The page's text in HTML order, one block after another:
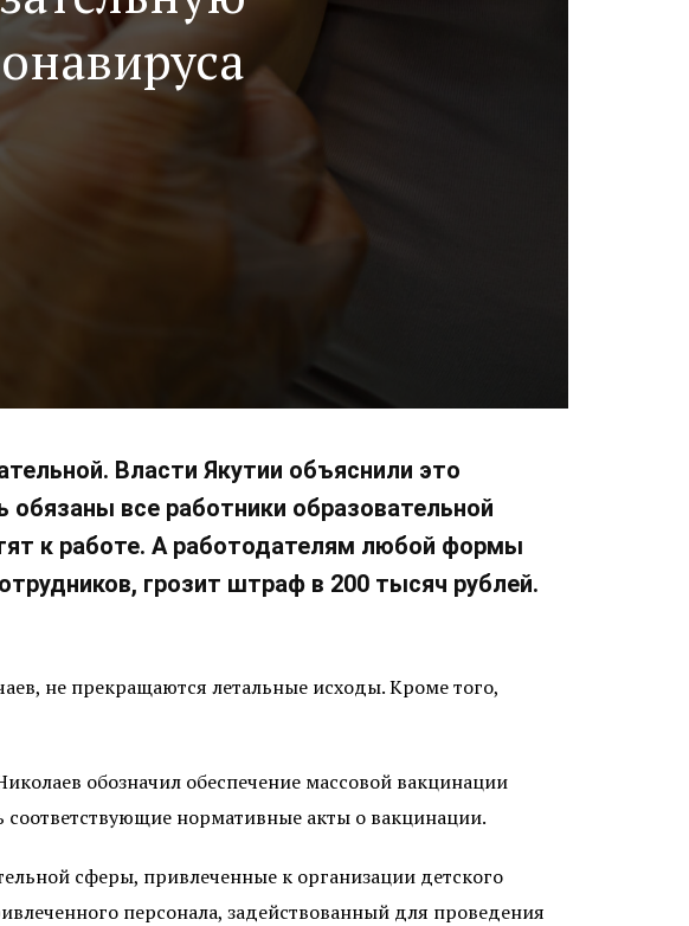
Власти Якутии объяснили это
обязаны все работники образовательной
к работе. А работодателям любой формы
грозит штраф в 200 тысяч рублей.
не прекращаются летальные исходы. Кроме того,
обозначил обеспечение массовой вакцинации
нормативные акты о вакцинации.
сферы, привлеченные к организации детского
персонала, задействованный для проведения